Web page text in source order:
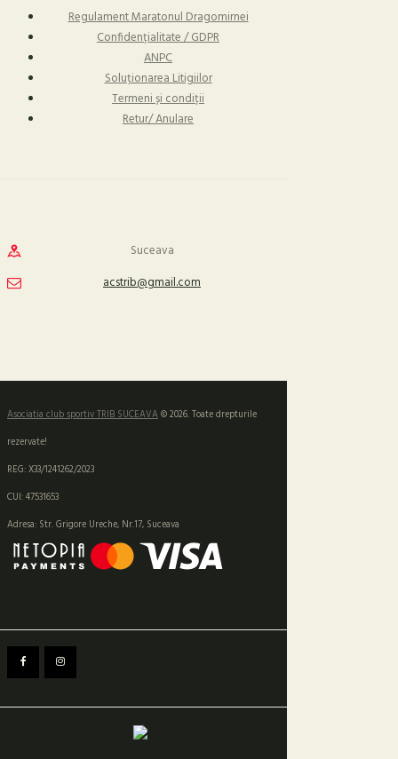
Regulament Maratonul Dragomirnei
Confidențialitate / GDPR
ANPC
Soluționarea Litigiilor
Termeni și condiții
Retur/ Anulare
Suceava
acstrib@gmail.com
Asociatia club sportiv TRIB SUCEAVA© 2026. Toate drepturile
rezervate!
REG: X33/1241262/2023
CUI: 47531653
Adresa: Str. Grigore Ureche, Nr.17, Suceava